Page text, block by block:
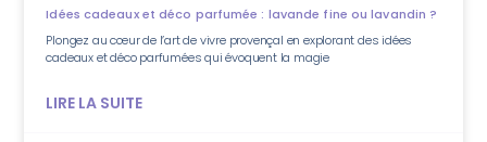
Idées cadeaux et déco parfumée : lavande fine ou lavandin ?
Plongez au cœur de l’art de vivre provençal en explorant des idées
cadeaux et déco parfumées qui évoquent la magie
LIRE LA SUITE